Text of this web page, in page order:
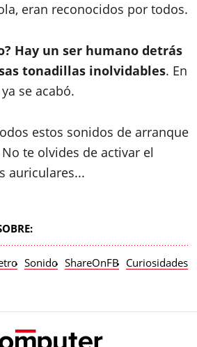
eran reconocidos por todos.
Hay un ser humano detrás
tonadillas inolvidables. En
se acabó.
estos sonidos de arranque
No te olvides de activar el
auriculares...
Sonido ShareOnFB Curiosidades